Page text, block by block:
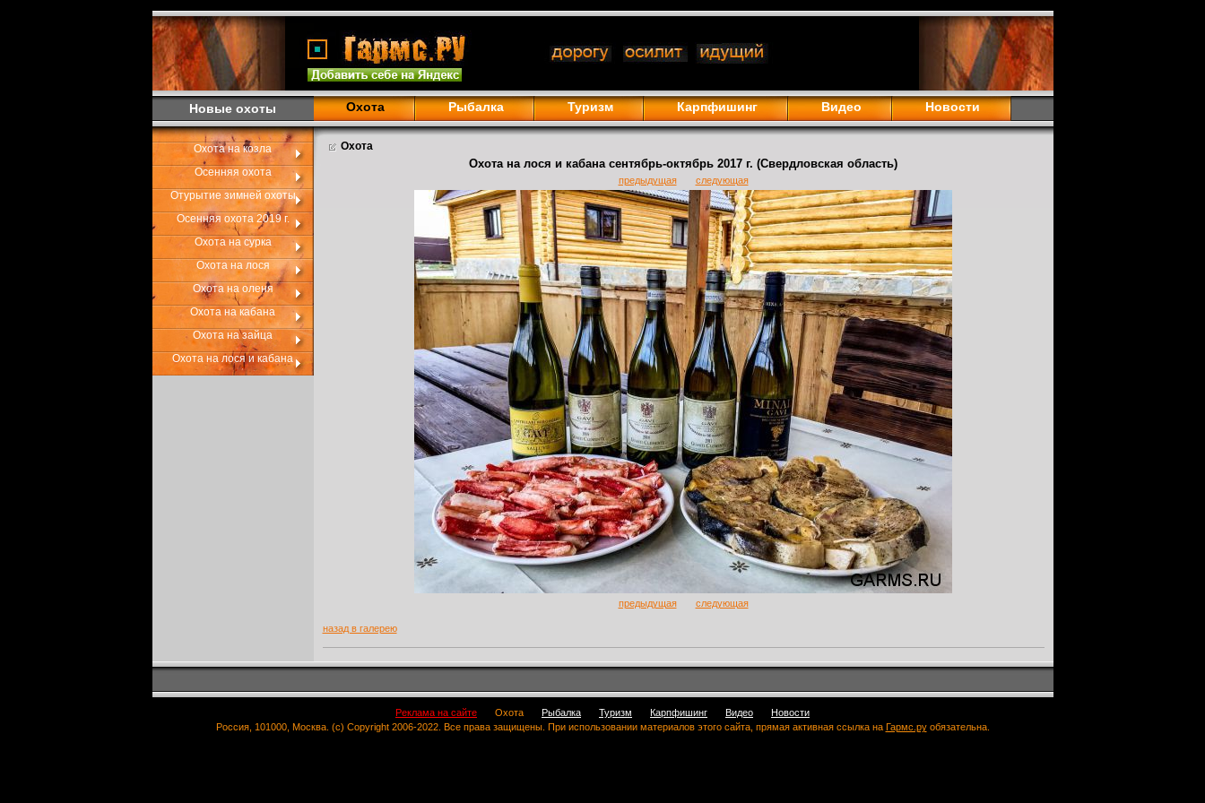
Новые охоты Охота Рыбалка Туризм Карпфишинг Видео Новости
Охота на козла
Осенняя охота
Отурытие зимней охоты
Осенняя охота 2019 г.
Охота на сурка
Охота на лося
Охота на оленя
Охота на кабана
Охота на зайца
Охота на лося и кабана
Охота
Охота на лося и кабана сентябрь-октябрь 2017 г. (Свердловская область)
предыдущая следующая
предыдущая следующая
назад в галерею
Реклама на сайте Охота Рыбалка Туризм Карпфишинг Видео
Новости
Россия, 101000, Москва. (c) Copyright 2006-2022. Все права защищены. При использовании материалов этого сайта, прямая активная ссылка на Гармс.руобязательна.